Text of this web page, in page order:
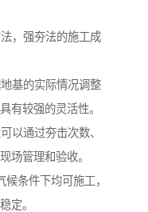
，强夯法的施工成
基的实际情况调整
有较强的灵活性。
以通过夯击次数、
场管理和验收。
条件下均可施工，
定。